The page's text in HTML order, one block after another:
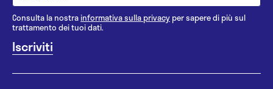
Consulta la nostrainformativa sulla privacy per sapere di più sul
trattamento dei tuoi dati.